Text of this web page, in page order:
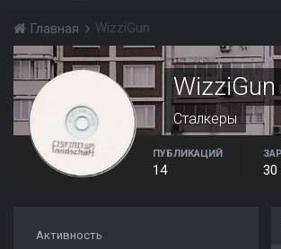
Главная WizziGun
WizziGun
Сталкеры
ПУБЛИКАЦИЙ
14 30
Активность